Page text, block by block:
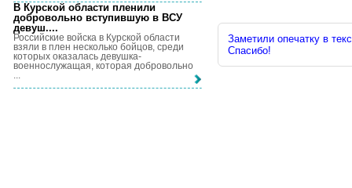
Заметили опечатку в
Спасибо!
В Курской области пленили
добровольно вступившую в ВСУ
девуш....
Российские войска в Курской области
взяли в плен несколько бойцов, среди
которых оказалась девушка-
военнослужащая, которая добровольно
...